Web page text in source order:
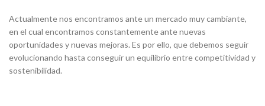
Actualmente nos encontramos ante un mercado muy cambiante,
en el cual encontramos constantemente ante nuevas
oportunidades y nuevas mejoras. Es por ello, que debemos seguir
evolucionando hasta conseguir un equilibrio entre competitividad y
sostenibilidad.